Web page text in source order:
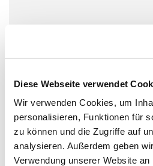
Diese Webseite verwendet
Wir verwenden Cookies, um
personalisieren, Funktionen für
zu können und die Zugriffe auf
analysieren. Außerdem geben
Verwendung unserer Website